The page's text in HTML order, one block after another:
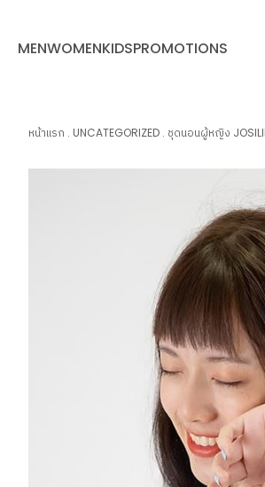
MENWOMENKIDSPROMOTIONS
หน้าแรก . UNCATEGORIZED . ชุดนอนผู้หญิง